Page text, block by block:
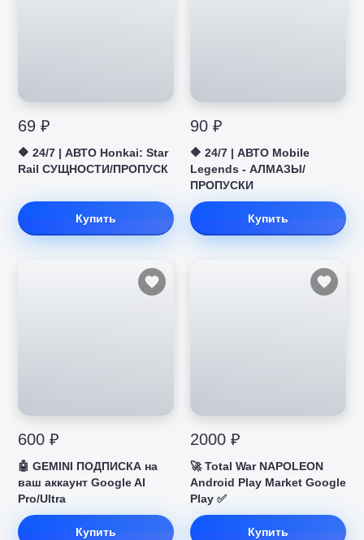
69 ₽
🔶 24/7 | АВТО Honkai: Star
Rail СУЩНОСТИ/ПРОПУСК
Купить
90 ₽
🔶 24/7 | АВТО Mobile
Legends - АЛМАЗЫ/
ПРОПУСКИ
Купить
600 ₽
🤖 GEMINI ПОДПИСКА на
ваш аккаунт Google AI
Pro/Ultra
Купить
2000 ₽
🚀 Total War NAPOLEON
Android Play Market Google
Play ✅
Купить